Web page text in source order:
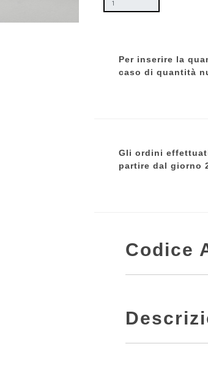
Per inserire la
caso di quantità
Gli ordini
partire dal giorno
Codice